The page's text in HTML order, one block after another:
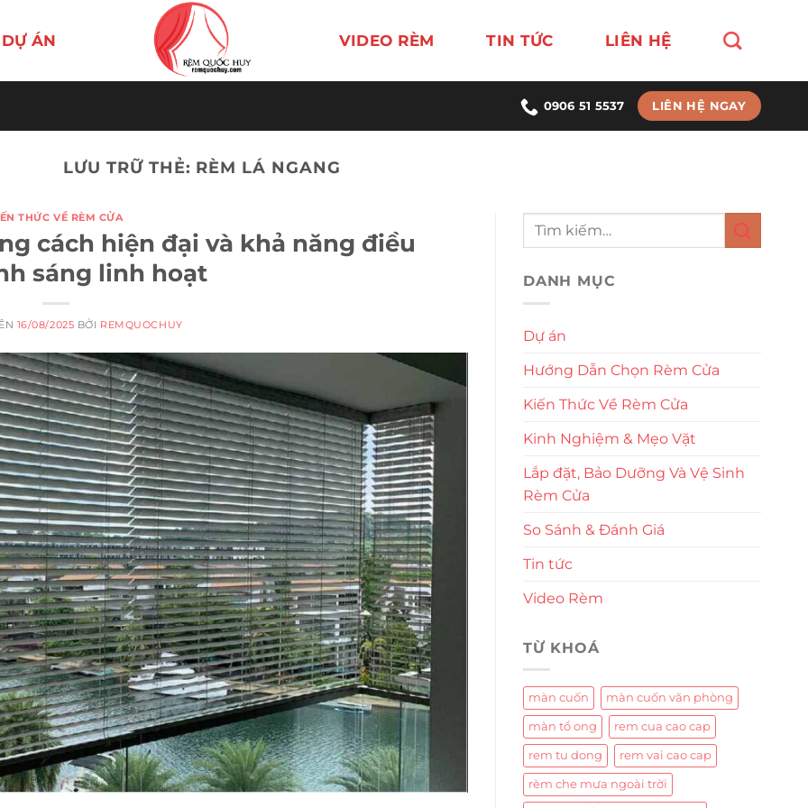
DỰ ÁN VIDEO RÈM TIN TỨC LIÊN HỆ
0906 51 5537 LIÊN HỆ NGAY
LƯU TRỮ THẺ: RÈM LÁ NGANG
THỨC VỀ RÈM CỬA
cách hiện đại và khả năng điều
sáng linh hoạt
16/08/2025 BỞI REMQUOCHUY
DANH MỤC
Dự án
Hướng Dẫn Chọn Rèm Cửa
Kiến Thức Về Rèm Cửa
Kinh Nghiệm & Mẹo Vặt
Lắp đặt, Bảo Dưỡng Và Vệ Sinh
Rèm Cửa
So Sánh & Đánh Giá
Tin tức
Video Rèm
TỪ KHOÁ
màn cuốn màn cuốn văn phòng
màn tổ ong rem cua cao cap
rem tu dong rem vai cao cap
rèm che mưa ngoài trời